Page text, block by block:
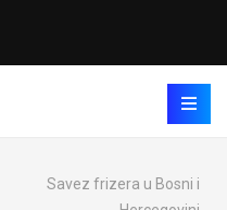
Savez frizera u Bosni i